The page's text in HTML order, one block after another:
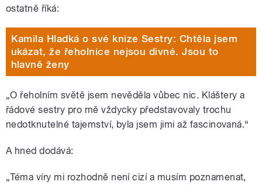
ostatně říká:
Kamila Hladká o své knize Sestry: Chtěla jsem
ukázat, že řeholnice nejsou divné. Jsou to
hlavně ženy
„O řeholním světě jsem nevěděla vůbec nic. Kláštery a
řádové sestry pro mě vždycky představovaly trochu
nedotknutelné tajemství, byla jsem jimi až fascinovaná.“
A hned dodává:
„Téma víry mi rozhodně není cizí a musím poznamenat,